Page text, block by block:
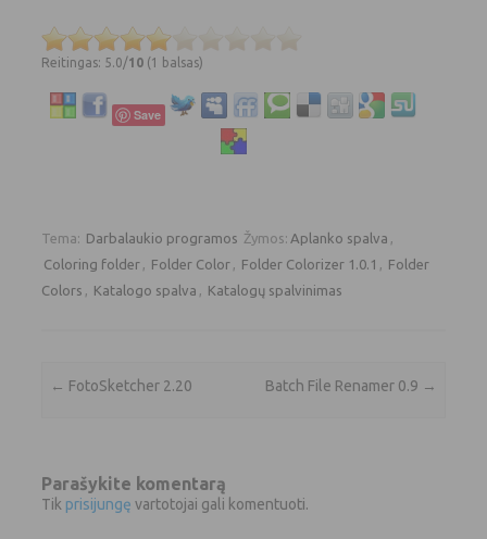
Reitingas: 5.0/10 (1 balsas)
Save
Tema: Darbalaukio programos Žymos: Aplanko spalva
Coloring folder
Folder Color Folder Colorizer 1.0.1
Folder
Colors
Katalogo spalva Katalogų spalvinimas
Įrašo navigacija
← FotoSketcher 2.20 Batch File Renamer 0.9 →
Parašykite komentarą
Tik prisijungę vartotojai gali komentuoti.